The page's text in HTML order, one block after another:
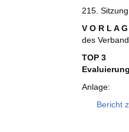
215.
V O R L A
des
TOP 3
Anlage:
Bericht